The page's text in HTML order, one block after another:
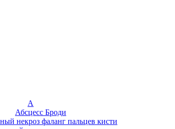
А
Абсцесс Броди
некроз фаланг пальцев кисти